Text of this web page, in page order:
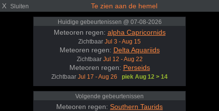
X Sluiten Te zien aan de hemel
Huidige gebeurtenissen @ 07-08-2026
Meteoren regen: alpha Capricornids
Zichtbaar Jul 3 - Aug 15
Meteoren regen: Delta Aquariids
Zichtbaar Jul 12 - Aug 22
Meteoren regen: Perseids
Zichtbaar Jul 17 - Aug 26 piek Aug 12 > 14
Volgende gebeurtenissen
Meteoren regen: Southern Taurids